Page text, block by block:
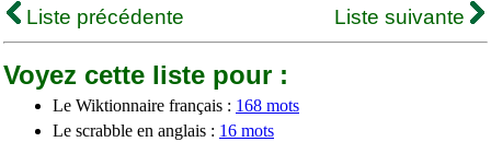
Liste précédente
Liste suivante
Voyez cette liste pour :
Le Wiktionnaire français : 168 mots
Le scrabble en anglais : 16 mots